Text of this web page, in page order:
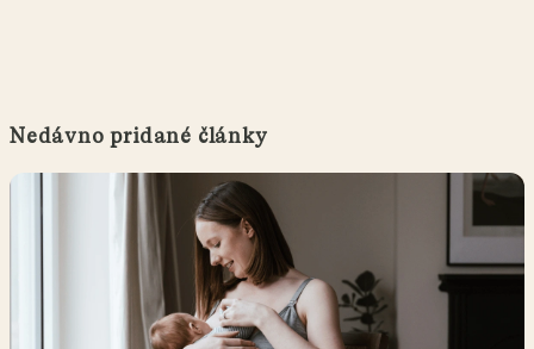
Nedávno pridané články